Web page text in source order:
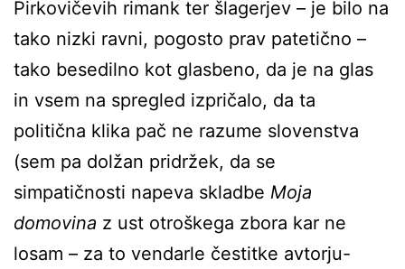
Pirkovičevih rimank ter šlagerjev – je bilo na
tako nizki ravni, pogosto prav patetično –
tako besedilno kot glasbeno, da je na glas
in vsem na spregled izpričalo, da ta
politična klika pač ne razume slovenstva
(sem pa dolžan pridržek, da se
simpatičnosti napeva skladbe Moja
domovina z ust otroškega zbora kar ne
losam – za to vendarle čestitke avtorju-